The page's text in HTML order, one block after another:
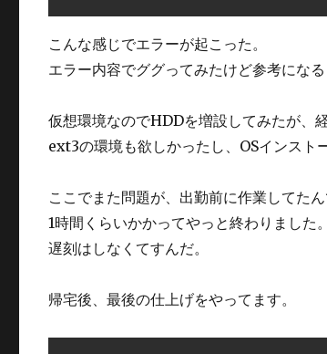
こんな感じでエラーが起こった。
エラー内容でググってみたけど参考にな
仮想環境なのでHDDを増設してみたが、
ext3の環境も欲しかったし、OSインスト
ここでまた問題が、出勤前に作業してた
1時間くらいかかってやっと終わりました。
遅刻はしなくてすんだ。
帰宅後、最後の仕上げをやってます。